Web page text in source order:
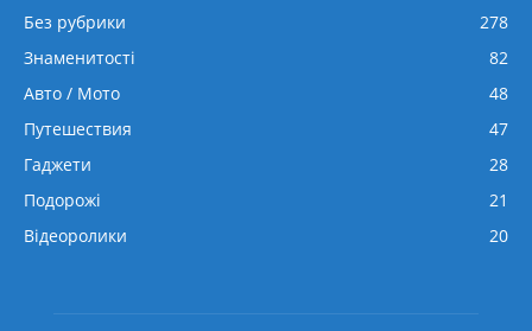
Без рубрики
278
Знаменитості
82
Авто / Мото
48
Путешествия
47
Гаджети
28
Подорожі
21
Відеоролики
20